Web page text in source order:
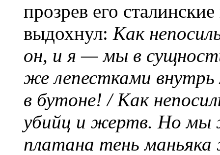
прозрев его
выдохнул: Как
он, и я — мы в
же лепестками
в бутоне! / Как
убийц и жертв. Но мы
платана тень